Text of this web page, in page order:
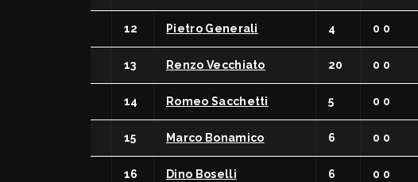
12 Pietro Generali 4 0 0
13 Renzo Vecchiato 20 0 0
14 Romeo Sacchetti 5 0 0
15 Marco Bonamico 6 0 0
16 Dino Boselli 6 0 0